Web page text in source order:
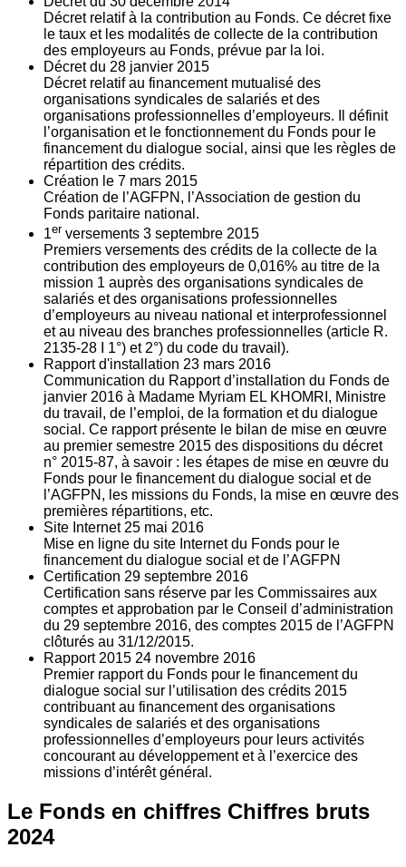
Décret relatif à la contribution au Fonds. Ce décret fixe
le taux et les modalités de collecte de la contribution
des employeurs au Fonds, prévue par la loi.
Décret du 28 janvier 2015
Décret relatif au financement mutualisé des
organisations syndicales de salariés et des
organisations professionnelles d’employeurs. Il définit
l’organisation et le fonctionnement du Fonds pour le
financement du dialogue social, ainsi que les règles de
répartition des crédits.
Création le 7 mars 2015
Création de l’AGFPN, l’Association de gestion du
Fonds paritaire national.
1er versements 3 septembre 2015
Premiers versements des crédits de la collecte de la
contribution des employeurs de 0,016% au titre de la
mission 1 auprès des organisations syndicales de
salariés et des organisations professionnelles
d’employeurs au niveau national et interprofessionnel
et au niveau des branches professionnelles (article R.
2135‐28 I 1°) et 2°) du code du travail).
Rapport d'installation 23 mars 2016
Communication du Rapport d’installation du Fonds de
janvier 2016 à Madame Myriam EL KHOMRI, Ministre
du travail, de l’emploi, de la formation et du dialogue
social. Ce rapport présente le bilan de mise en œuvre
au premier semestre 2015 des dispositions du décret
n° 2015-87, à savoir : les étapes de mise en œuvre du
Fonds pour le financement du dialogue social et de
l’AGFPN, les missions du Fonds, la mise en œuvre des
premières répartitions, etc.
Site Internet 25 mai 2016
Mise en ligne du site Internet du Fonds pour le
financement du dialogue social et de l’AGFPN
Certification 29 septembre 2016
Certification sans réserve par les Commissaires aux
comptes et approbation par le Conseil d’administration
du 29 septembre 2016, des comptes 2015 de l’AGFPN
clôturés au 31/12/2015.
Rapport 2015 24 novembre 2016
Premier rapport du Fonds pour le financement du
dialogue social sur l’utilisation des crédits 2015
contribuant au financement des organisations
syndicales de salariés et des organisations
professionnelles d’employeurs pour leurs activités
concourant au développement et à l’exercice des
missions d’intérêt général.
Le Fonds en chiffres Chiffres bruts
2024